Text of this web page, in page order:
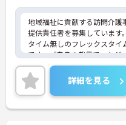
地域福祉に貢献する訪問介護
提供責任者を募集しています
タイム無しのフレックスタイ
です。ご自身の裁量でスケジ
く、直行直帰も交えながら柔
す。待遇面では2026年6月の
おり、大手グループならでは
補助等）や保育手当など、生
充実しています。訪問介護の
詳細を見る